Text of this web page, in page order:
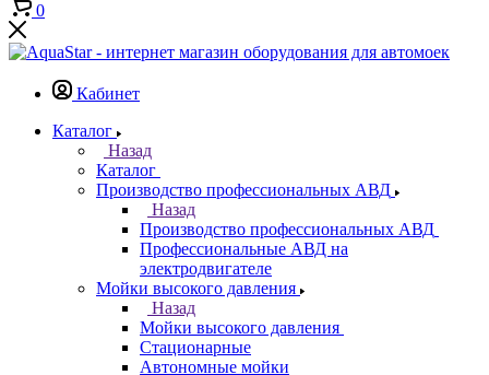
0
Кабинет
Каталог
Назад
Каталог
Производство профессиональных АВД
Назад
Производство профессиональных АВД
Профессиональные АВД на
электродвигателе
Мойки высокого давления
Назад
Мойки высокого давления
Стационарные
Автономные мойки